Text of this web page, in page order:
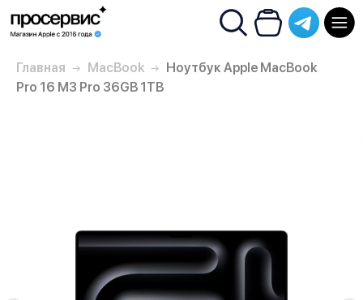
Главная MacBook
Ноутбук Apple MacBook
Pro 16 M3 Pro 36GB 1TB